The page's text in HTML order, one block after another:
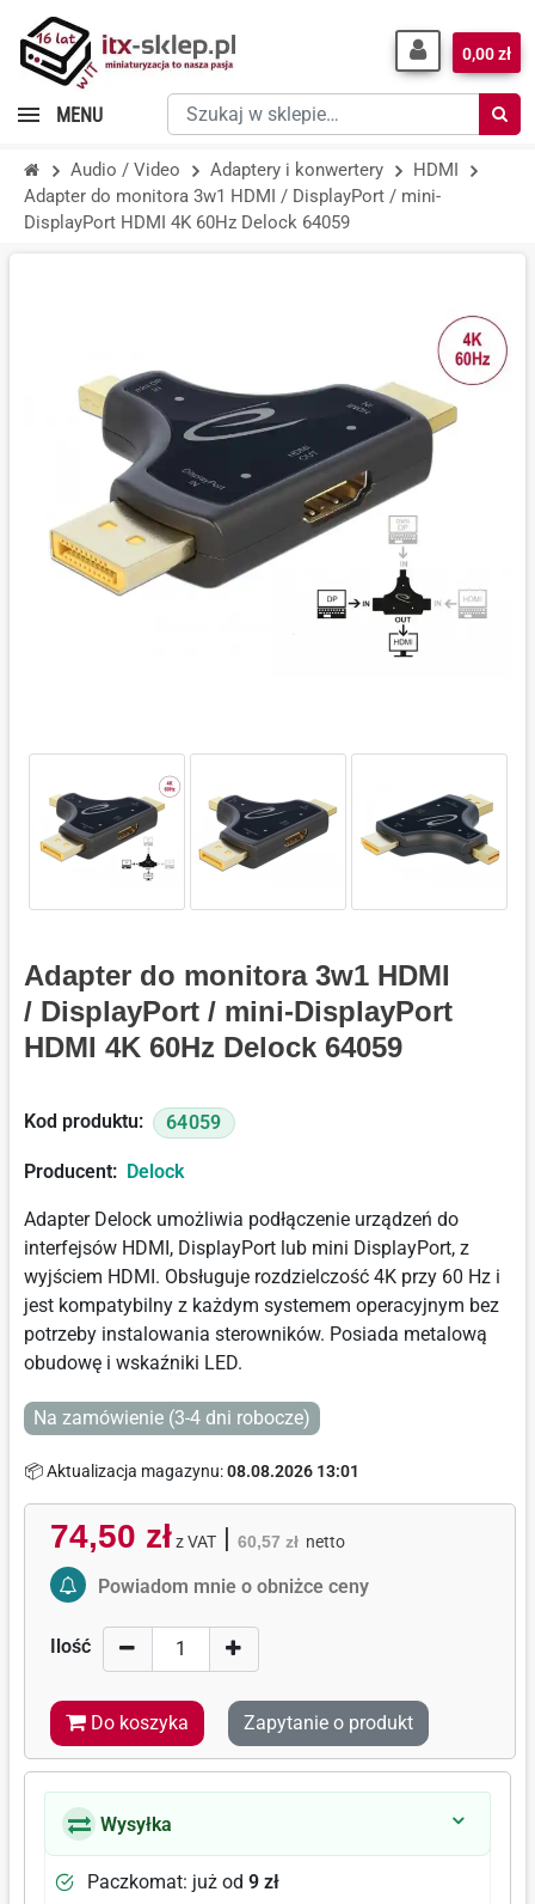
Szukaj
w
sklepie…
0,00 zł
MENU
Audio / Video Adaptery i konwertery
HDMI
Adapter do monitora 3w1 HDMI / DisplayPort / mini-
DisplayPort HDMI 4K 60Hz Delock 64059
Adapter do monitora 3w1 HDMI
/ DisplayPort / mini-DisplayPort
HDMI 4K 60Hz Delock 64059
Kod produktu: 64059
Producent: Delock
Adapter Delock umożliwia podłączenie urządzeń do
interfejsów HDMI, DisplayPort lub mini DisplayPort, z
wyjściem HDMI. Obsługuje rozdzielczość 4K przy 60 Hz i
jest kompatybilny z każdym systemem operacyjnym bez
potrzeby instalowania sterowników. Posiada metalową
obudowę i wskaźniki LED.
Na zamówienie (3-4 dni robocze)
📦 Aktualizacja magazynu:08.08.2026 13:01
74,50 zł z VAT| 60,57 zł netto
Activate Price Alert
Powiadom mnie o obniżce ceny
Ilość
Do koszyka Zapytanie o produkt
Wysyłka
Paczkomat: już od 9 zł